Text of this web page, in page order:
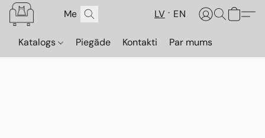
LV EN
Katalogs Piegāde Kontakti Par mums